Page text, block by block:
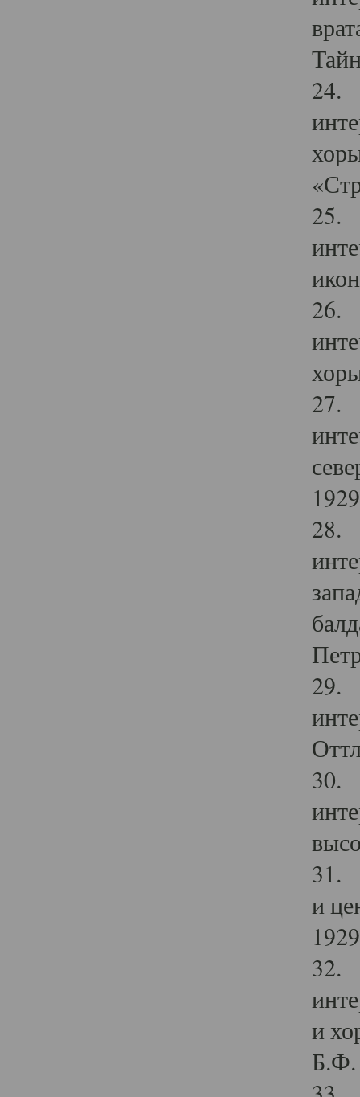
24.
25.
26.
27.
28.
29.
30.
31.
и
32.
и
Б.Ф.